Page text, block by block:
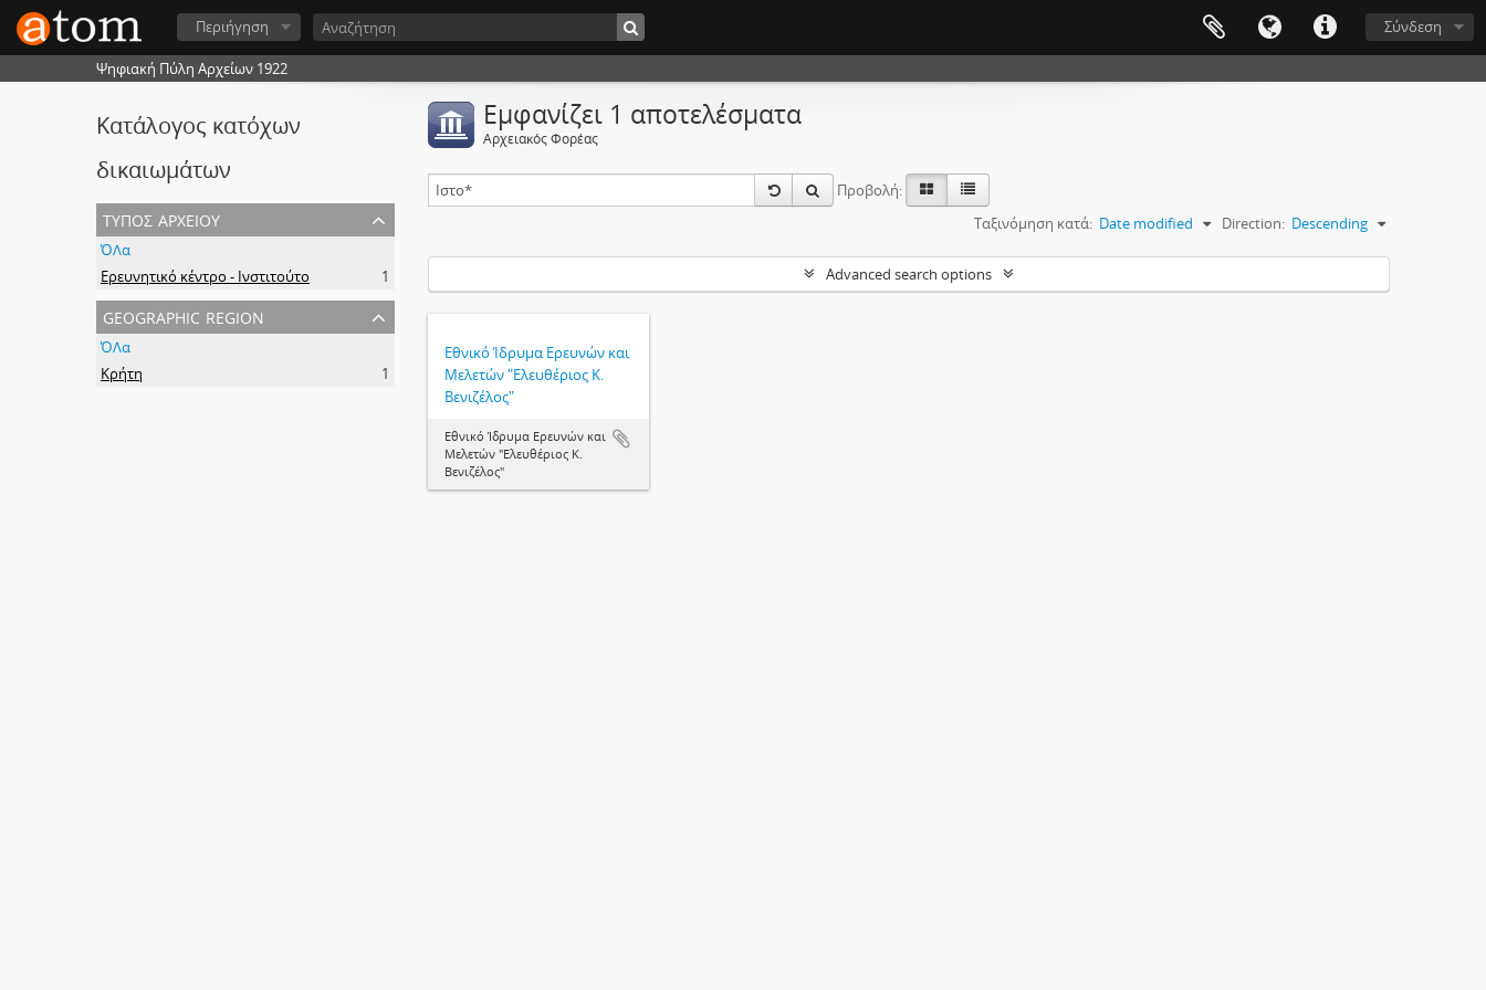
Σύνδεση
Περιήγηση
Ψηφιακή Πύλη Αρχείων 1922
Κατάλογος κατόχων
δικαιωμάτων
τύπος αρχείου
ΌΛα
Ερευνητικό κέντρο - Ινστιτούτο
1
geographic region
ΌΛα
Κρήτη
1
Εμφανίζει 1 αποτελέσματα
Αρχειακός Φορέας
Προβολή:
Ταξινόμηση κατά: Date modified Direction: Descending
Advanced search options
Εθνικό Ίδρυμα Ερευνών και
Μελετών "Ελευθέριος Κ.
Βενιζέλος"
Εθνικό Ίδρυμα Ερευνών και
Μελετών "Ελευθέριος Κ.
Βενιζέλος"